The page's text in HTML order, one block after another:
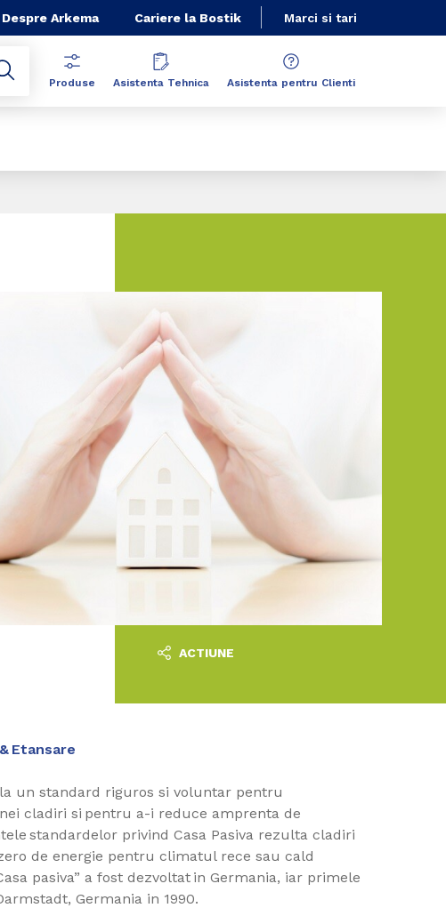
Despre Arkema Cariere la Bostik Marci si tari
Produse Asistenta Tehnica Asistenta pentru Clienti
ACTIUNE
Etansare
un standard riguros si voluntar pentru
cladiri si pentru a-i reduce amprenta de
standardelor privind Casa Pasiva rezulta cladiri
de energie pentru climatul rece sau cald
pasiva” a fost dezvoltat in Germania, iar primele
Germania in 1990.